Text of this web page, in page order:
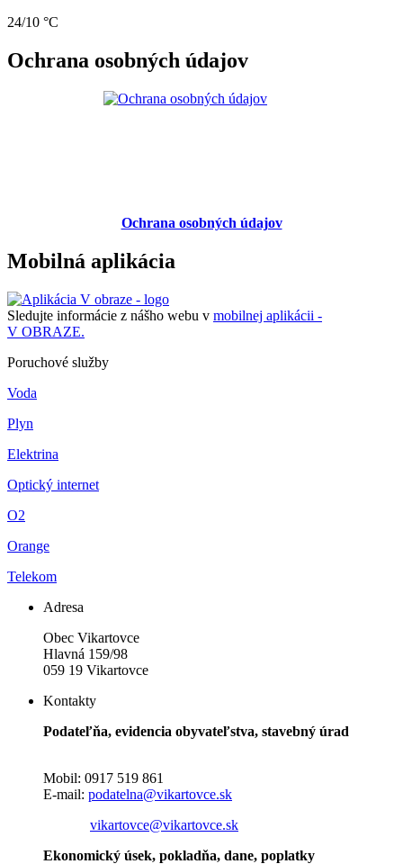
24/10 °C
Ochrana osobných údajov
Ochrana osobných údajov
Mobilná aplikácia
Sledujte informácie z nášho webu v mobilnej aplikácii -
V OBRAZE.
Poruchové služby
Voda
Plyn
Elektrina
Optický internet
O2
Orange
Telekom
Adresa
Obec Vikartovce
Hlavná 159/98
059 19 Vikartovce
Kontakty
Podateľňa, evidencia obyvateľstva, stavebný úrad
Mobil: 0917 519 861
E-mail: podatelna@vikartovce.sk
vikartovce@vikartovce.sk
Ekonomický úsek, pokladňa, dane, poplatky